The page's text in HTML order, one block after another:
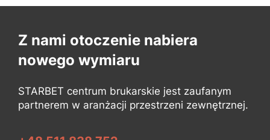
Z nami otoczenie nabiera
nowego wymiaru
STARBET centrum brukarskie jest zaufanym
partnerem w aranżacji przestrzeni zewnętrznej.